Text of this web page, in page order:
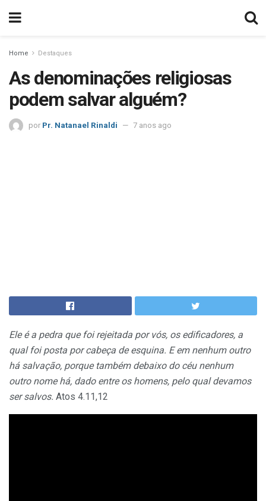
Home Destaques
As denominações religiosas
podem salvar alguém?
por Pr. Natanael Rinaldi 7 anos ago
Ele é a pedra que foi rejeitada por vós, os edificadores, a
qual foi posta por cabeça de esquina. E em nenhum outro
há salvação, porque também debaixo do céu nenhum
outro nome há, dado entre os homens, pelo qual devamos
ser salvos. Atos 4.11,12